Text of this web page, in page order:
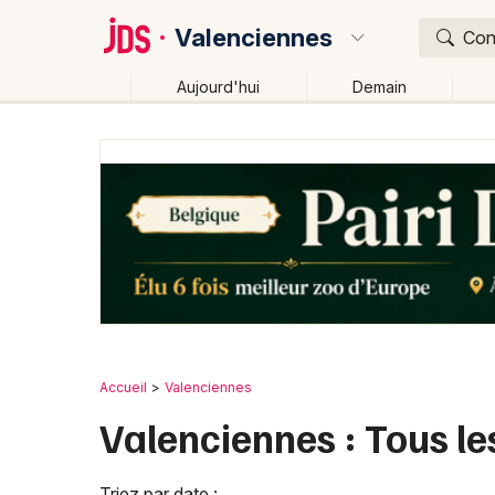
Valenciennes
Aujourd'hui Demain
Accueil Valenciennes
Valenciennes : Tous
Où ?
Valenciennes et alentours
Près de moi
Changer de lieu